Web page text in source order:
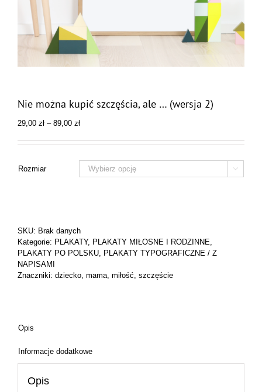
Nie można kupić szczęścia, ale … (wersja 2)
29,00 zł – 89,00 złZakres
od
89,00 zł
Rozmiar 
SKU: Brak danych
Kategorie: PLAKATY, PLAKATY MIŁOSNE I RODZINNE,
PLAKATY PO POLSKU, PLAKATY TYPOGRAFICZNE / Z
NAPISAMI
Znaczniki: dziecko, mama, miłość, szczęście
Opis
Informacje dodatkowe
Opis